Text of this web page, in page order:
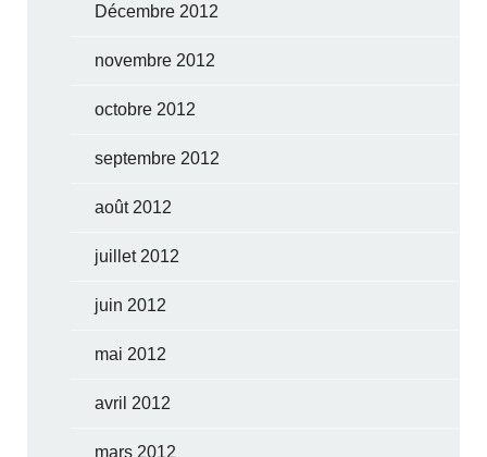
Décembre 2012
novembre 2012
octobre 2012
septembre 2012
août 2012
juillet 2012
juin 2012
mai 2012
avril 2012
mars 2012